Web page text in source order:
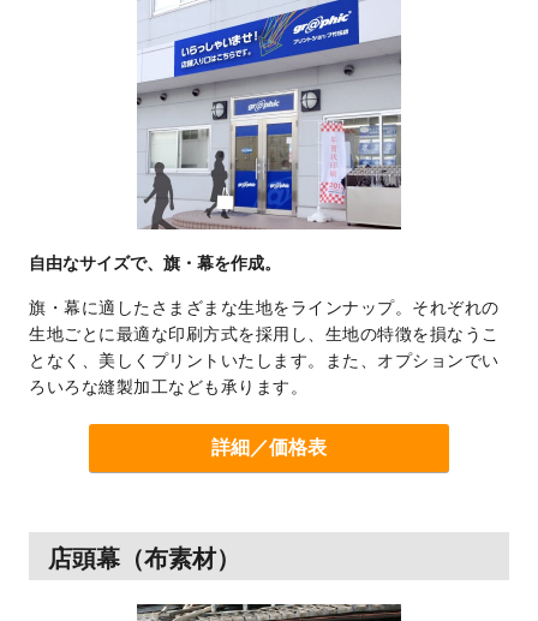
自由なサイズで、旗・幕を作成。
旗・幕に適したさまざまな生地をラインナップ。それぞれの
生地ごとに最適な印刷方式を採用し、生地の特徴を損なうこ
となく、美しくプリントいたします。また、オプションでい
ろいろな縫製加工なども承ります。
詳細／価格表
店頭幕（布素材）